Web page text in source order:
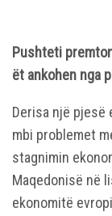
Pushteti
ët ankohen nga
Derisa një pjesë
mbi problemet
stagnimin
Maqedonisë në
ekonomitë